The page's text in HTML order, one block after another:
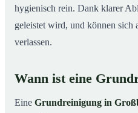
hygienisch rein. Dank klarer
geleistet wird, und können sich
verlassen.
Wann ist eine
Eine Grundreinigung in